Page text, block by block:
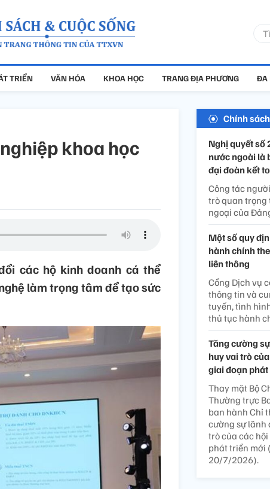
TRIỂN VĂN HÓA KHOA HỌC TRANG ĐỊA PHƯƠNG ĐA
khoa học
các hộ kinh doanh cá thể
làm trọng tâm để tạo sức
Chính
Nghị quyết số
nước ngoài là
đại đoàn kết
Công tác
trò quan trọng
ngoại của
Một số quy
hành chính
liên thông
Cổng Dịch vụ
thông tin và
tuyến, tình
thủ tục hành
Tăng cường
huy vai trò
giai đoạn
Thay mặt Bộ
Thường trực
ban hành Chỉ
cường sự lãnh
trò của các
phát triển mới
20/7/2026).